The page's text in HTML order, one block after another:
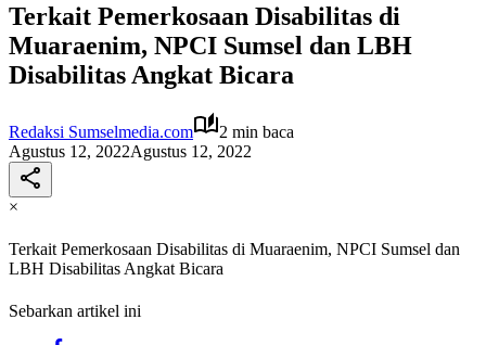
Terkait Pemerkosaan Disabilitas di
Muaraenim, NPCI Sumsel dan LBH
Disabilitas Angkat Bicara
Redaksi Sumselmedia.com
2 min baca
Agustus 12, 2022Agustus 12, 2022
×
Terkait Pemerkosaan Disabilitas di Muaraenim, NPCI Sumsel dan
LBH Disabilitas Angkat Bicara
Sebarkan artikel ini